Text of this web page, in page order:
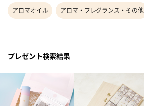
アロマオイル アロマ・フレグランス・その他
プレゼント検索結果